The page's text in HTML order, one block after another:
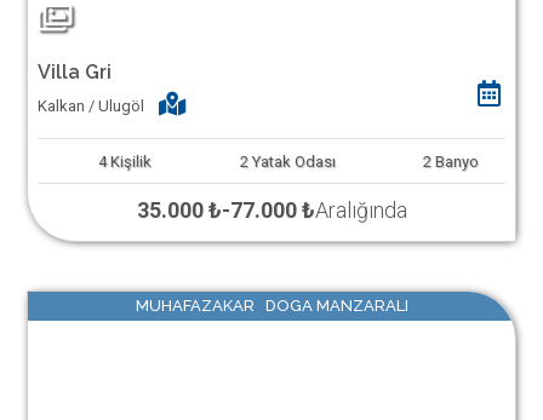
Villa Gri
Kalkan / Ulugöl
4 Kişilik 2 Yatak Odası 2 Banyo
35.000 ₺-77.000 ₺Aralığında
MUHAFAZAKAR DOGA MANZARALI